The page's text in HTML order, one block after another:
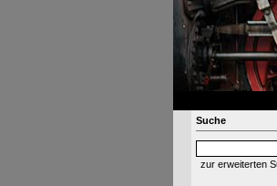
Suche
zur erweiterten